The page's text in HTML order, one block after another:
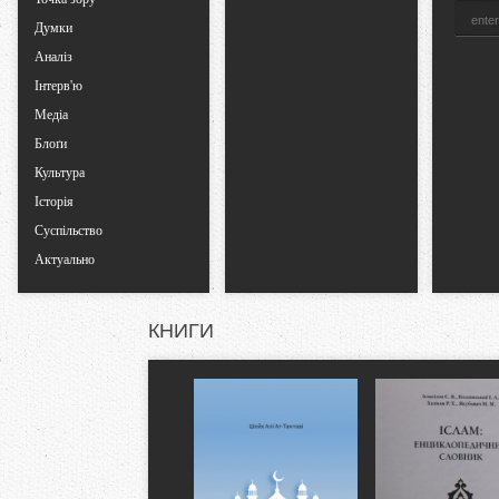
Думки
Аналіз
Інтерв'ю
Медіа
Блоґи
Культура
Історія
Суспільство
Актуально
КНИГИ